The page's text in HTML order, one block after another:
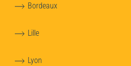
Bordeaux
Lille
Lyon